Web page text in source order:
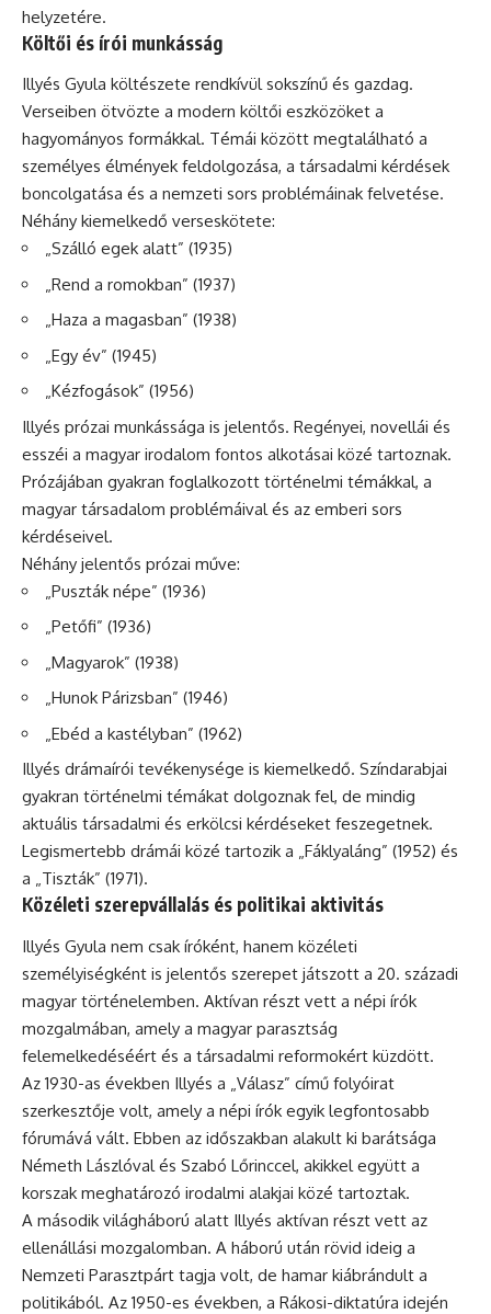
helyzetére.
Költői és írói munkásság
Illyés Gyula költészete rendkívül sokszínű és gazdag.
Verseiben ötvözte a modern költői eszközöket a
hagyományos formákkal. Témái között megtalálható a
személyes élmények feldolgozása, a társadalmi kérdések
boncolgatása és a nemzeti sors problémáinak felvetése.
Néhány kiemelkedő verseskötete:
„Szálló egek alatt” (1935)
„Rend a romokban” (1937)
„Haza a magasban” (1938)
„Egy év” (1945)
„Kézfogások” (1956)
Illyés prózai munkássága is jelentős. Regényei, novellái és
esszéi a magyar irodalom fontos alkotásai közé tartoznak.
Prózájában gyakran foglalkozott történelmi témákkal, a
magyar társadalom problémáival és az emberi sors
kérdéseivel.
Néhány jelentős prózai műve:
„Puszták népe” (1936)
„Petőfi” (1936)
„Magyarok” (1938)
„Hunok Párizsban” (1946)
„Ebéd a kastélyban” (1962)
Illyés drámaírói tevékenysége is kiemelkedő. Színdarabjai
gyakran történelmi témákat dolgoznak fel, de mindig
aktuális társadalmi és erkölcsi kérdéseket feszegetnek.
Legismertebb drámái közé tartozik a „Fáklyaláng” (1952) és
a „Tiszták” (1971).
Közéleti szerepvállalás és politikai aktivitás
Illyés Gyula nem csak íróként, hanem közéleti
személyiségként is jelentős szerepet játszott a 20. századi
magyar történelemben. Aktívan részt vett a népi írók
mozgalmában, amely a magyar parasztság
felemelkedéséért és a társadalmi reformokért küzdött.
Az 1930-as években Illyés a „Válasz” című folyóirat
szerkesztője volt, amely a népi írók egyik legfontosabb
fórumává vált. Ebben az időszakban alakult ki barátsága
Németh Lászlóval és Szabó Lőrinccel, akikkel együtt a
korszak meghatározó irodalmi alakjai közé tartoztak.
A második világháború alatt Illyés aktívan részt vett az
ellenállási mozgalomban. A háború után rövid ideig a
Nemzeti Parasztpárt tagja volt, de hamar kiábrándult a
politikából. Az 1950-es években, a Rákosi-diktatúra idején